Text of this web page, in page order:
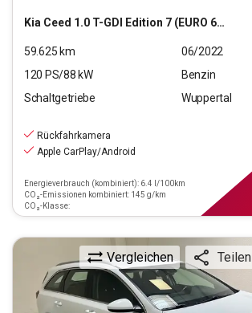
Kia Ceed 1.0 T-GDI Edition 7 (EURO 6d)
59.625 km
06/2022
120 PS/88 kW
Benzin
Schaltgetriebe
Wuppertal
Rückfahrkamera
Apple CarPlay/Android
Energieverbrauch (kombiniert): 6.4 l/100km
CO₂-Emissionen kombiniert: 145 g/km
CO₂-Klasse:
Vergleichen Teilen